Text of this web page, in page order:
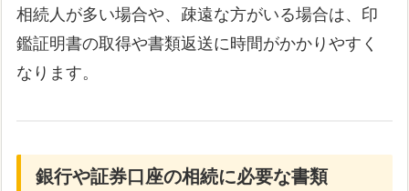
相続人が多い場合や、疎遠な方がいる場合は、印
鑑証明書の取得や書類返送に時間がかかりやすく
なります。
銀行や証券口座の相続に必要な書類